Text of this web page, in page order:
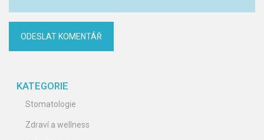
KATEGORIE
Stomatologie
Zdraví a wellness